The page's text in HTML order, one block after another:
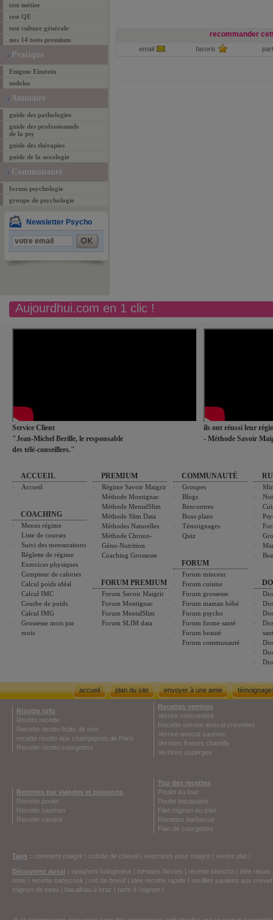
test métier
test QE
test culture générale
nos 14 tests premium
Pratique
Enigme Einstein
sudoku
Annuaire
guide des pathologies
guide des professionnels
de la psy
guide des thérapies
guide de la sexologie
Communauté
forum psychologie
groupe de psychologie
Newsletter Psycho
recommander
email favoris
Aujourdhui.com en 1 clic !
Service Client
"Jean-Michel Berille, le responsable
des télé-conseillers."
ils ont réussi leur
- Méthode Savoir
ACCUEIL
Accueil
COACHING
Menus régime
Liste de courses
Suivi des mensurations
Réglette de régime
Exercices physiques
Compteur de calories
Calcul poids idéal
Calcul IMC
Courbe de poids
Calcul IMG
Grossesse mois par
mois
PREMIUM
Régime Savoir Maigrir
Méthode Montignac
Méthode MentalSlim
Méthode Slim Data
Méthodes Naturelles
Méthode Chrono-
Géno-Nutrition
Coaching Grossesse
FORUM PREMIUM
Forum Savoir Maigrir
Forum Montignac
Forum MentalSlim
Forum SLIM data
COMMUNAUTÉ
Groupes
Blogs
Rencontres
Bons plans
Témoignages
Quiz
FORUM
Forum minceur
Forum cuisine
Forum grossesse
Forum maman bébé
Forum psycho
Forum forme santé
Forum beauté
Forum communauté
accueil plan du site envoyer à une amie
Risotto tofu
Risotto recette
Recette risotto fruits de mer
recette risotto aux champignon de Paris
Recette risotto courgettes
Recettes verrines
Verrine concombre
Recette verrine avocat crevettes
Verrine avocat saumon
Verrines fraises chantilly
Verrines asperges
Recettes par viandes et poissons
Recette poulet
Recette saumon
Recette canard
Top des recettes
Poulet au four
Poulet basquaise
Filet mignon au miel
Recettes barbecue
Flan de courgettes
Tags : comment maigrir | culotte de cheval | exercices pour maigrir | ventre plat |
Découvrez aussi : spaghetti bolognaise | tomates farcies | recette plancha | idée repas
amis | recette babycook | roti de boeuf | idée recette rapide | nouilles sautées aux
mignon de veau | bacalhau à braz | tarte à l'oignon |